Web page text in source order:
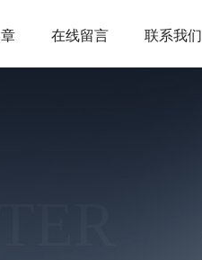
在线留言 联系我们